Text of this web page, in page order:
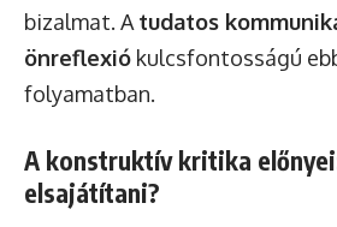
bizalmat. A tudatos
önreflexió kulcsfontosságú
folyamatban.
A konstruktív kritika
elsajátítani?